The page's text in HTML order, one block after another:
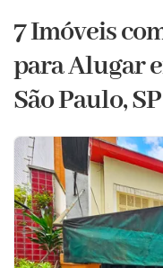
7 Imóveis
para Alugar
São Paulo, SP